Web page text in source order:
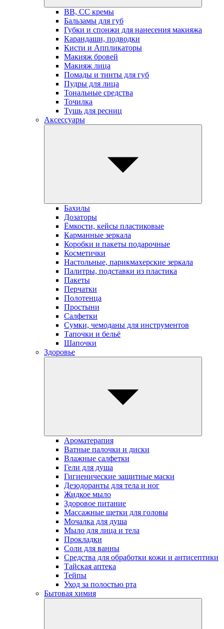
BB, СС кремы
Бальзамы для губ
Губки и спонжи для нанесения макияжа
Карандаши, подводки
Кисти и Аппликаторы
Макияж бровей
Макияж лица
Помады и тинты для губ
Пудры для лица
Тональные средства
Точилка
Тушь для ресниц
Аксессуары
Бахилы
Дозаторы
Ёмкости, кейсы пластиковые
Карманные зеркала
Коробки и пакеты подарочные
Косметички
Настольные, парикмахерские зеркала
Палитры, подставки из пластика
Пакеты
Перчатки
Полотенца
Простыни
Салфетки
Сумки, чемоданы для инструментов
Тапочки и бельё
Шапочки
Здоровье
Ароматерапия
Ватные палочки и диски
Влажные салфетки
Гели для душа
Гигиенические защитные маски
Дезодоранты для тела и ног
Жидкое мыло
Здоровое питание
Массажные щетки для головы
Мочалка для душа
Мыло для лица и тела
Прокладки
Соли для ванны
Средства для обработки кожи и антисептики
Тайская аптека
Тейпы
Уход за полостью рта
Бытовая химия